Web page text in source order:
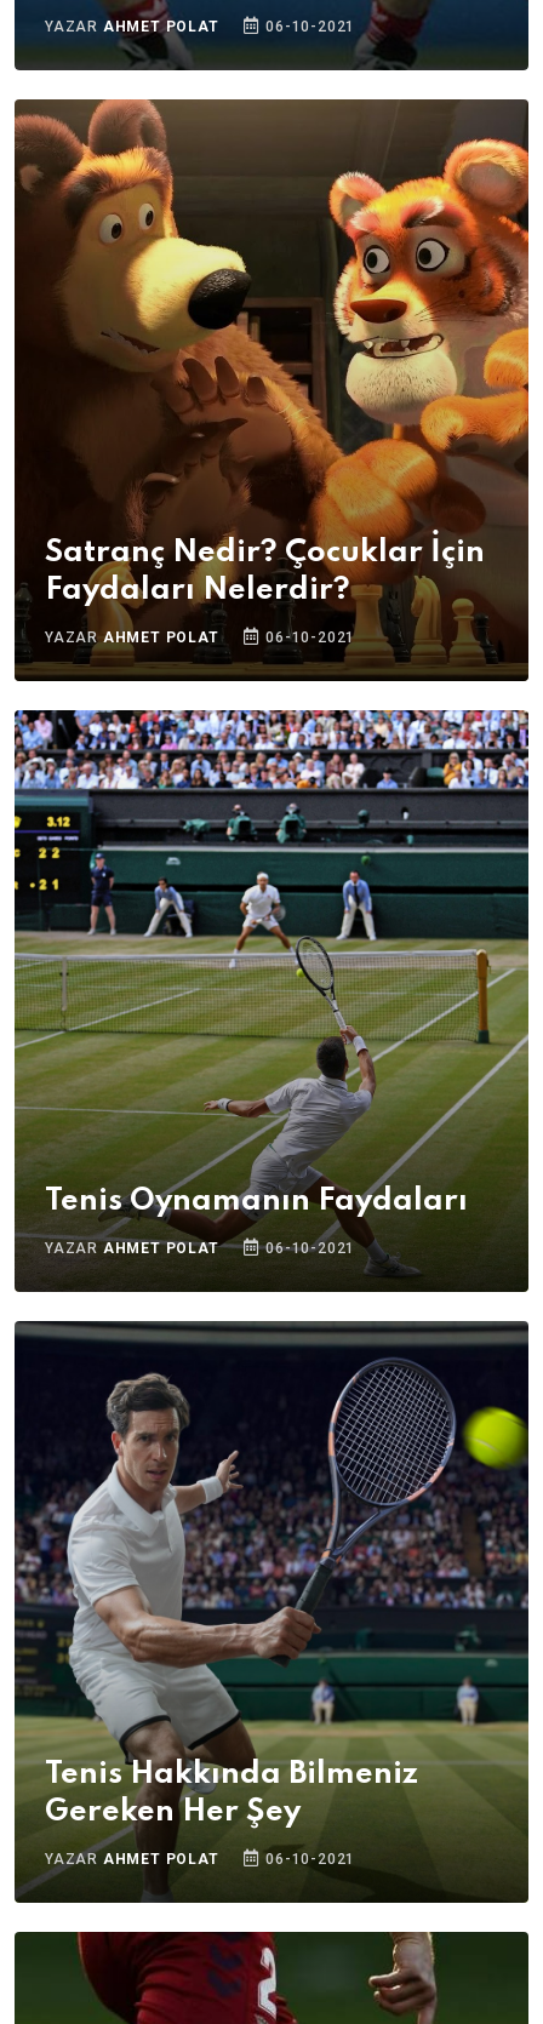
YAZAR AHMET POLAT 06-10-2021
Satranç Nedir? Çocuklar İçin
Faydaları Nelerdir?
YAZAR AHMET POLAT 06-10-2021
Tenis Oynamanın Faydaları
YAZAR AHMET POLAT 06-10-2021
Tenis Hakkında Bilmeniz
Gereken Her Şey
YAZAR AHMET POLAT 06-10-2021